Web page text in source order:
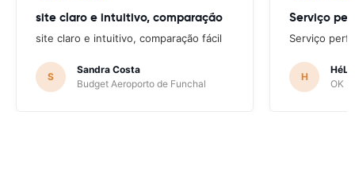
site claro e intuitivo, comparação
site claro e intuitivo, comparação fácil
S
Sandra Costa
Budget Aeroporto de Funchal
Serviço
Serviço
H
OK